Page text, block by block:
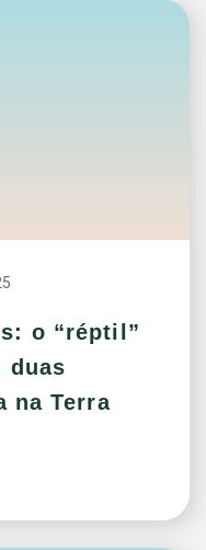
o “réptil”
duas
na Terra